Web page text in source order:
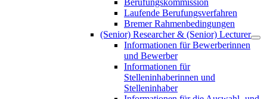
Laufende Berufungsverfahren
Bremer Rahmenbedingungen
(Senior) Researcher & (Senior) Lecturer
Informationen für Bewerberinnen
und Bewerber
Informationen für
Stelleninhaberinnen und
Stelleninhaber